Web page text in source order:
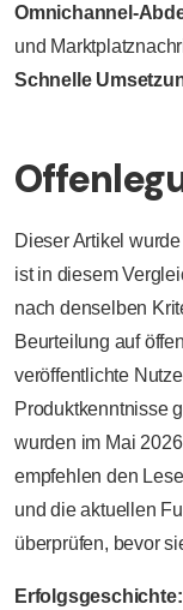
Omnichannel-
und
Schnelle
Dieser Artikel
ist in diesem
nach denselben
Beurteilung auf
veröffentlichte
Produktkenntnisse
wurden im Mai
empfehlen den
und die aktuellen
überprüfen, bevor
Erfolgsgeschichte: